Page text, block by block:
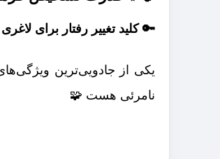
🔑 کلید تغییر رفتار برای
یکی از جادویی‌ترین
نامرئی هست 🧩